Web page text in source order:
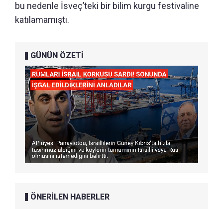
bu nedenle İsveç’teki bir bilim kurgu festivaline
katılamamıştı.
GÜNÜN ÖZETİ
ÖNERİLEN HABERLER